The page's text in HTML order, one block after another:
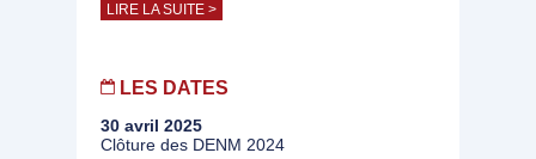
LIRE LA SUITE >
LES DATES
30 avril 2025
Clôture des DENM 2024